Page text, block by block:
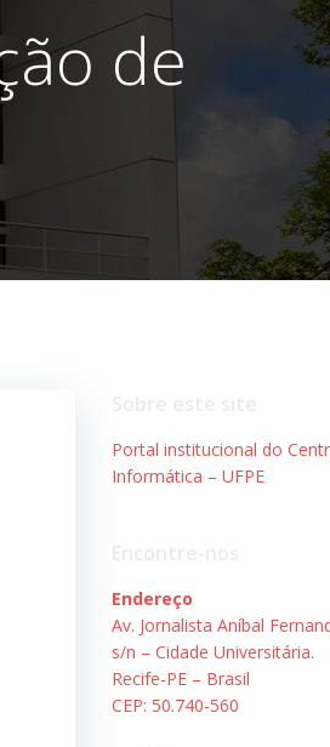
de
Portal institucional do
Informática – UFPE
Endereço
Av. Jornalista Aníbal
s/n – Cidade Universitária.
Recife-PE – Brasil
CEP: 50.740-560